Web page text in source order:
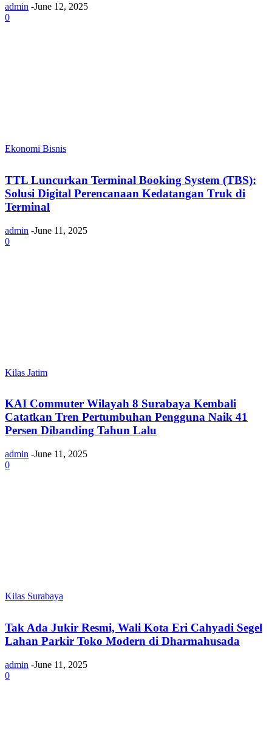
admin -June 12, 2025
0
Ekonomi Bisnis
TTL Luncurkan Terminal Booking System (TBS):
Solusi Digital Perencanaan Kedatangan Truk di
Terminal
admin -June 11, 2025
0
Kilas Jatim
KAI Commuter Wilayah 8 Surabaya Kembali
Catatkan Tren Pertumbuhan Pengguna Naik 41
Persen Dibanding Tahun Lalu
admin -June 11, 2025
0
Kilas Surabaya
Tak Ada Jukir Resmi, Wali Kota Eri Cahyadi Segel
Lahan Parkir Toko Modern di Dharmahusada
admin -June 11, 2025
0